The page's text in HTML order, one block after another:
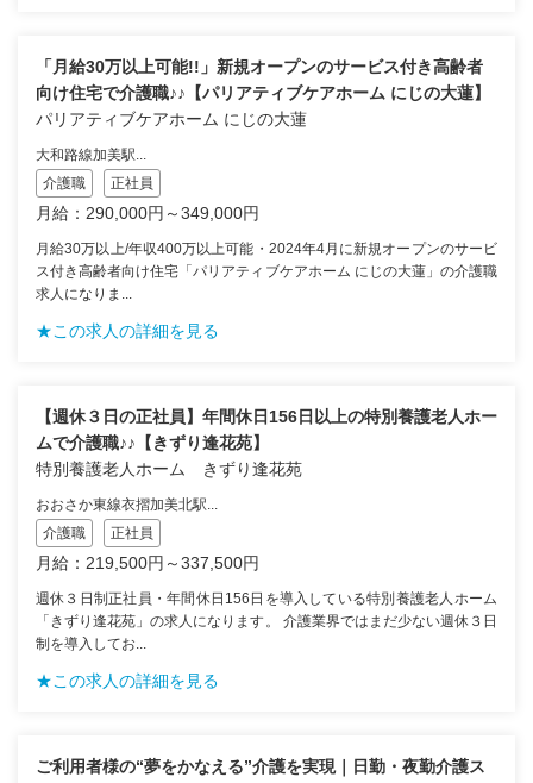
「月給30万以上可能!!」新規オープンのサービス付き高齢者
向け住宅で介護職♪♪【パリアティブケアホーム にじの大蓮】
パリアティブケアホーム にじの大蓮
大和路線加美駅...
介護職
正社員
月給：290,000円～349,000円
月給30万以上/年収400万以上可能・2024年4月に新規オープンのサービ
ス付き高齢者向け住宅「パリアティブケアホーム にじの大蓮」の介護職
求人になりま...
★この求人の詳細を見る
【週休３日の正社員】年間休日156日以上の特別養護老人ホー
ムで介護職♪♪【きずり逢花苑】
特別養護老人ホーム きずり逢花苑
おおさか東線衣摺加美北駅...
介護職
正社員
月給：219,500円～337,500円
週休３日制正社員・年間休日156日を導入している特別養護老人ホーム
「きずり逢花苑」の求人になります。 介護業界ではまだ少ない週休３日
制を導入してお...
★この求人の詳細を見る
ご利用者様の“夢をかなえる”介護を実現｜日勤・夜勤介護ス